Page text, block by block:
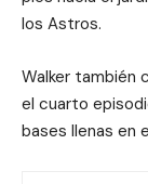
los Astros.
Walker también
el cuarto
bases llenas en